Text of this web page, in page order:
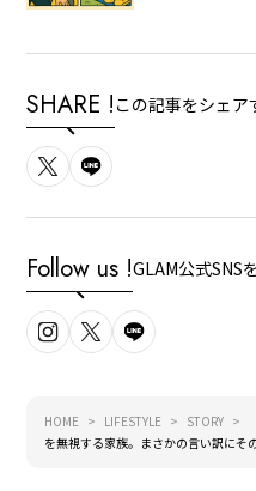
SHARE ! この記事をシェア
Follow us !GLAM公式SNS
HOME LIFESTYLE STORY
を無視する家族。まさかの言い訳にそ